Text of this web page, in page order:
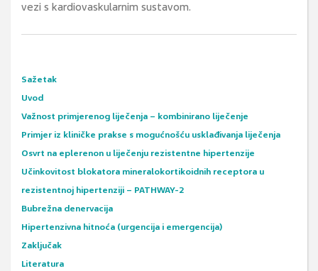
vezi s kardiovaskularnim sustavom.
Sažetak
Uvod
Važnost primjerenog liječenja – kombinirano liječenje
Primjer iz kliničke prakse s mogućnošću usklađivanja liječenja
Osvrt na eplerenon u liječenju rezistentne hipertenzije
Učinkovitost blokatora mineralokortikoidnih receptora u
rezistentnoj hipertenziji – PATHWAY-2
Bubrežna denervacija
Hipertenzivna hitnoća (urgencija i emergencija)
Zaključak
Literatura